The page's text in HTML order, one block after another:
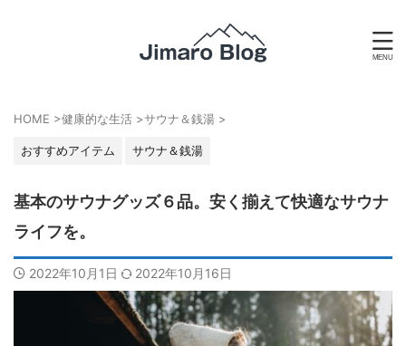
HOME >健康的な生活 >サウナ＆銭湯 >
おすすめアイテム サウナ＆銭湯
基本のサウナグッズ６品。安く揃えて快適なサウナ
ライフを。
2022年10月1日 2022年10月16日